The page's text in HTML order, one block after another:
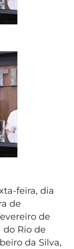
feira, dia
de
de
do Rio de
da Silva,